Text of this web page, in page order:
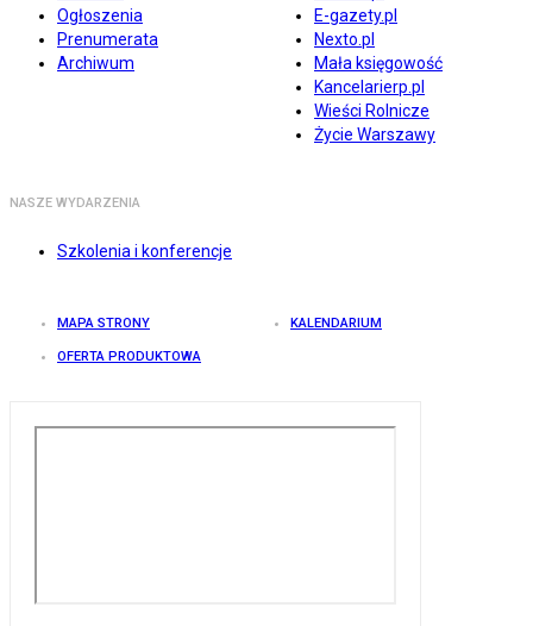
Ogłoszenia
Prenumerata
Archiwum
E-gazety.pl
Nexto.pl
Mała księgowość
Kancelarierp.pl
Wieści Rolnicze
Życie Warszawy
NASZE WYDARZENIA
Szkolenia i konferencje
MAPA STRONY KALENDARIUM
OFERTA PRODUKTOWA